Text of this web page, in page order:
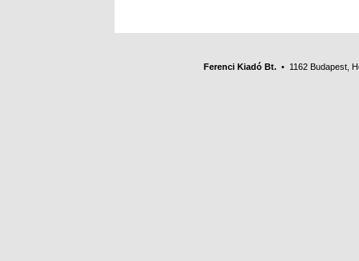
Ferenci Kiadó Bt. • 1162 Budapest,